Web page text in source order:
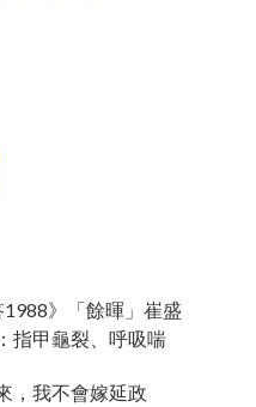
》「餘暉」崔盛
指甲龜裂、呼吸喘
，我不會嫁延政